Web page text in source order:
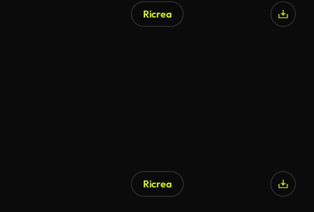
Ricrea
Ricrea